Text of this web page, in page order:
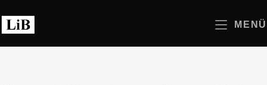
Inhalt
springen
MENÜ